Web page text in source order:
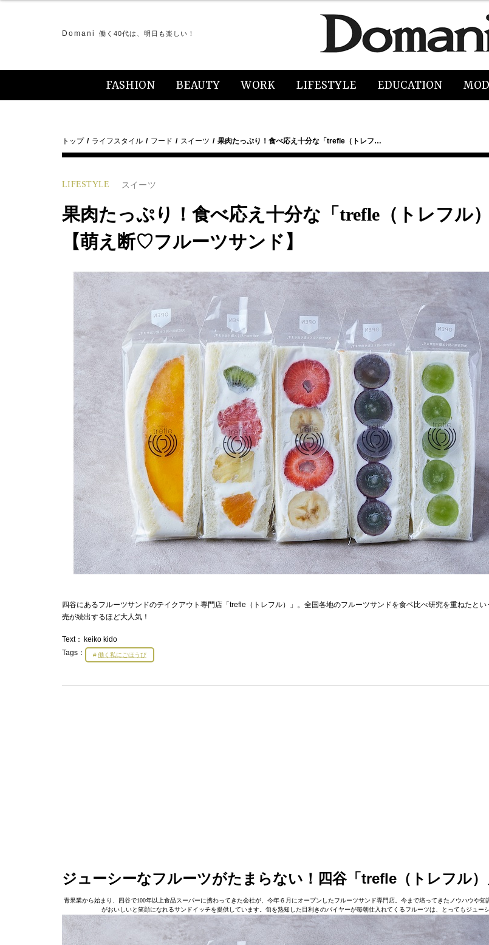
Domani 働く40代は、明日も楽しい！
FASHION BEAUTY WORK LIFESTYLE EDUCATION
トップ ライフスタイル フード スイーツ 果肉たっぷり！食べ応え十分な「trefle（トレフ…
LIFESTYLE スイーツ
果肉たっぷり！食べ応え十分な「trefle（トレフル）
【萌え断♡フルーツサンド】
四谷にあるフルーツサンドのテイクアウト専門店「trefle（トレフル）」。全国各地のフルーツサンドを食ベ比べ研究を重ねたと
売が続出するほど大人気！
Text： keiko kido
Tags：
働く私にごほうび
ジューシーなフルーツがたまらない！四谷「trefle（トレフル）
青果業から始まり、四谷で100年以上食品スーパーに携わってきた会社が、今年６月にオープンしたフルーツサンド専門店。今まで培ってきたノウハウや知
がおいしいと笑顔になれるサンドイッチを提供しています。旬を熟知した目利きのバイヤーが毎朝仕入れてくるフルーツは、とってもジューシ